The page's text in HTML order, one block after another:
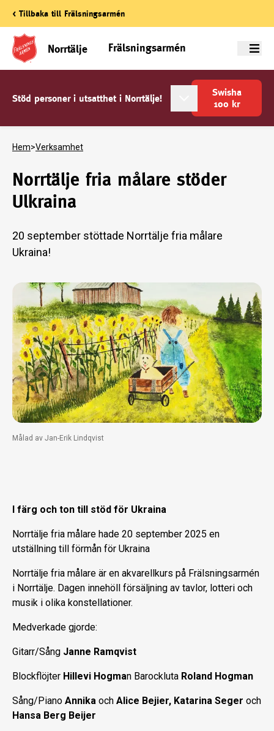
< Tillbaka till Frälsningsarmén
Norrtälje Frälsningsarmén Meny
Stöd personer i utsatthet i Norrtälje!
Swisha
100 kr
Hem>Verksamhet
Norrtälje fria målare stöder
Ulkraina
20 september stöttade Norrtälje fria målare
Ukraina!
Målad av Jan-Erik Lindqvist
I färg och ton till stöd för Ukraina
Norrtälje fria målare hade 20 september 2025 en
utställning till förmån för Ukraina
Norrtälje fria målare är en akvarellkurs på Frälsningsarmén
i Norrtälje. Dagen innehöll försäljning av tavlor, lotteri och
musik i olika konstellationer.
Medverkade gjorde:
Gitarr/Sång Janne Ramqvist
Blockflöjter Hillevi Hogman Barockluta Roland Hogman
Sång/Piano Annika och Alice Bejier, Katarina Seger och
Hansa Berg Beijer